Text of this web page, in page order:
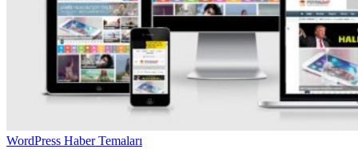
WordPress Haber Temaları